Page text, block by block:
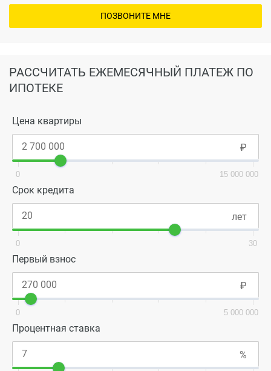
РАССЧИТАТЬ ЕЖЕМЕСЯЧНЫЙ ПЛАТЕЖ ПО
ИПОТЕКЕ
Цена квартиры
0 15 000 000
Срок кредита
0 30
Первый взнос
0 5 000 000
Процентная ставка
ПОЗВОНИТЕ МНЕ